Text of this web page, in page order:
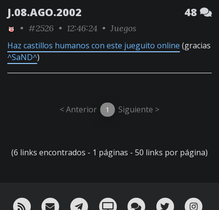
J.08.AGO.2002 48
• #2526 • 12:46:24 • Juegos
Haz castillos humanos con este jueguito online (gracias
^SaND^)
< Anterior 1 Siguiente >
(6 links encontrados - 1 páginas - 50 links por página)
RSS ¡Mándame un email!¡Nuestro canal en Telegram!
Oink! TV Charla con nosotros
Twitter